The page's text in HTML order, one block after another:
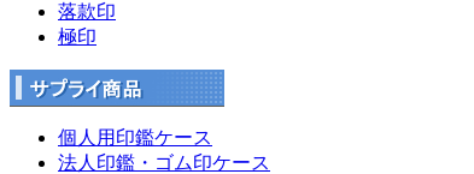
落款印
極印
個人用印鑑ケース
法人印鑑・ゴム印ケース